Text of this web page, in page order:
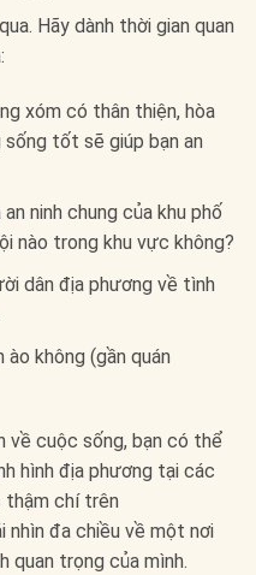
Hãy dành thời gian quan
xóm có thân thiện, hòa
tốt sẽ giúp bạn an
ninh chung của khu phố
nào trong khu vực không?
dân địa phương về tình
không (gần quán
về cuộc sống, bạn có thể
hình địa phương tại các
thậm chí trên
nhìn đa chiều về một nơi
quan trọng của mình.